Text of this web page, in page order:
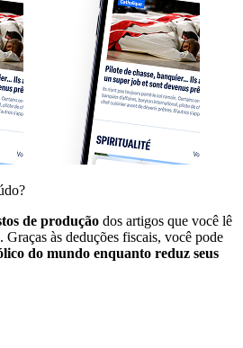
de produção dos artigos que você lê
Graças às deduções fiscais, você pode
do mundo enquanto reduz seus